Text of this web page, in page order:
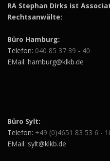
RA Stephan Dirks ist
Rechtsanwälte:
Büro Hamburg:
Telefon: 040 85 37 39 - 40
EMail: hamburg@klkb.de
Büro Sylt:
Telefon: +49 (0)4651 83 53 6 -
EMail: sylt@klkb.de